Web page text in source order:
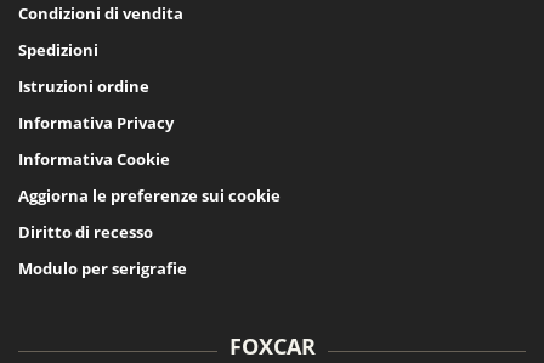
Condizioni di vendita
Spedizioni
Istruzioni ordine
Informativa Privacy
Informativa Cookie
Aggiorna le preferenze sui cookie
Diritto di recesso
Modulo per serigrafie
FOXCAR